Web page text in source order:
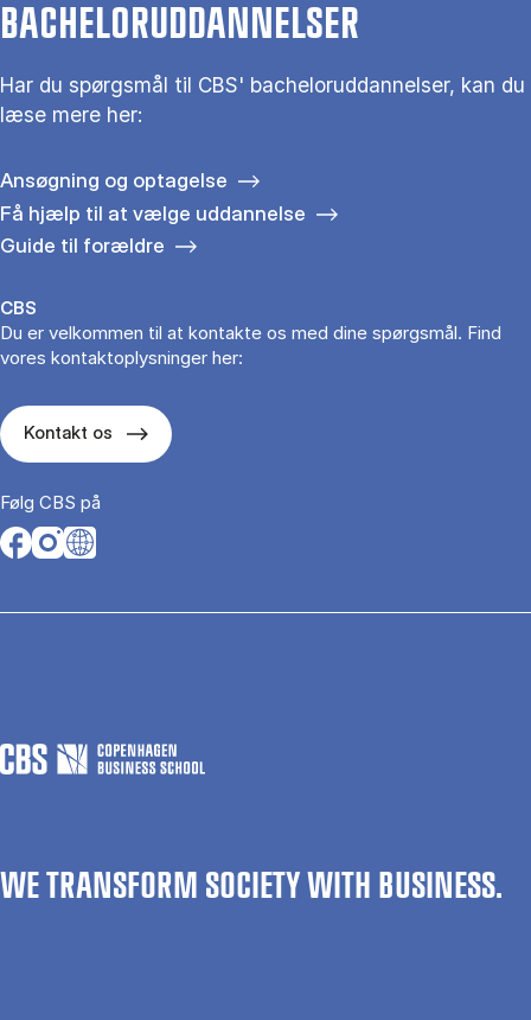
BACHELORUDDANNELSER
Har du spørgsmål til CBS' bacheloruddannelser, kan du
læse mere her:
Ansøgning og optagelse
Få hjælp til at vælge uddannelse
Guide til forældre
CBS
Du er velkommen til at kontakte os med dine spørgsmål. Find
vores kontaktoplysninger her:
Kontakt os
Følg CBS på
Opens in a new tab
Opens in a new tab
Opens in a new tab
WE TRANSFORM SOCIETY WITH BUSINESS.